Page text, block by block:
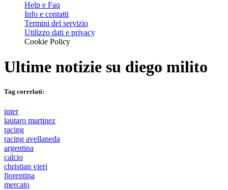
Help e Faq
Info e contatti
Termini del servizio
Utilizzo dati e privacy
Cookie Policy
Ultime notizie su diego milito
Tag correlati:
inter
lautaro martinez
racing
racing avellaneda
argentina
calcio
christian vieri
fiorentina
mercato